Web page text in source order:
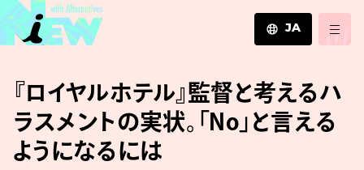
JA
EN
ZH
『ロイヤルホテル』監督と考えるハ
ラスメントの実状。「No」と言える
ようになるには